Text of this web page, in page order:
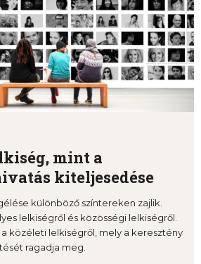
mint a
kiteljesedése
különböző színtereken zajlik.
lelkiségről és közösségi lelkiségről.
közéleti lelkiségről, mely a keresztény
ragadja meg.